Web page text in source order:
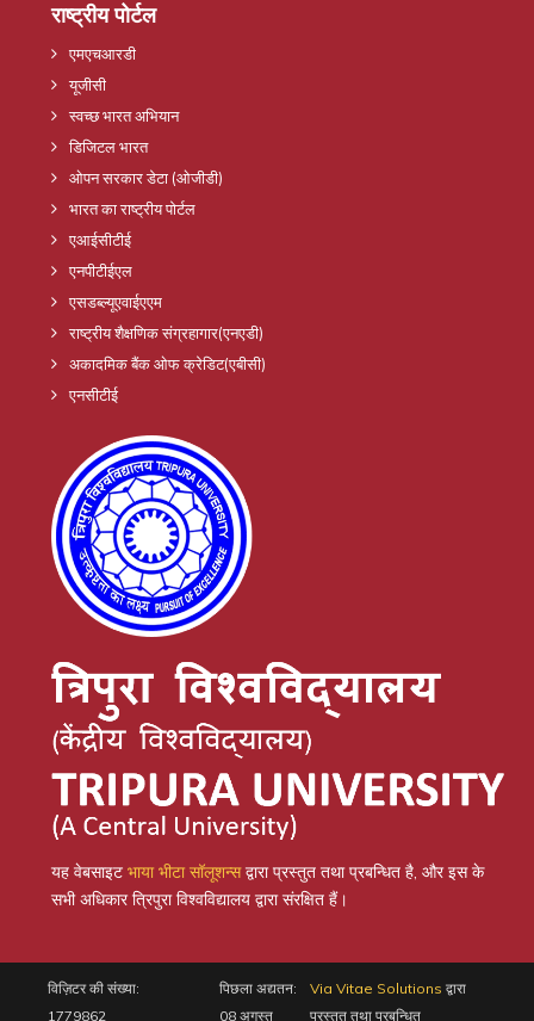
राष्ट्रीय पोर्टल
एमएचआरडी
यूजीसी
स्वच्छ भारत अभियान
डिजिटल भारत
ओपन सरकार डेटा (ओजीडी)
भारत का राष्ट्रीय पोर्टल
एआईसीटीई
एनपीटीईएल
एसडब्ल्यूएवाईएएम
राष्ट्रीय शैक्षणिक संग्रहागार(एनएडी)
अकादमिक बैंक ओफ क्रेडिट(एबीसी)
एनसीटीई
यह वेबसाइट भाया भीटा सॉलूशन्सद्वारा प्रस्तुत तथा प्रबन्धित है, और इस के
सभी अधिकार त्रिपुरा विश्वविद्यालय द्वारा संरक्षित हैं।
विज़िटर की संख्या:
1779862
पिछला अद्यतन:
08 अगस्त
Via Vitae Solutions द्वारा
प्रस्तुत तथा प्रबन्धित